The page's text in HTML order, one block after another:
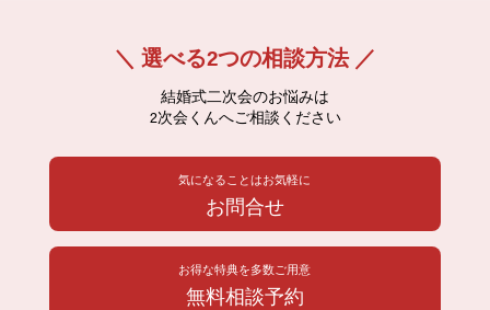
＼ 選べる2つの相談方法 ／
結婚式二次会のお悩みは
2次会くんへご相談ください
気になることはお気軽に
お問合せ
お得な特典を多数ご用意
無料相談予約